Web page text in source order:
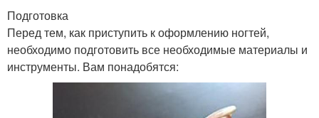
Подготовка
Перед тем, как приступить к оформлению ногтей,
необходимо подготовить все необходимые материалы и
инструменты. Вам понадобятся: